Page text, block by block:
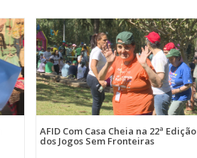
AFID Com Casa Cheia na 22ª Edição
dos Jogos Sem Fronteiras